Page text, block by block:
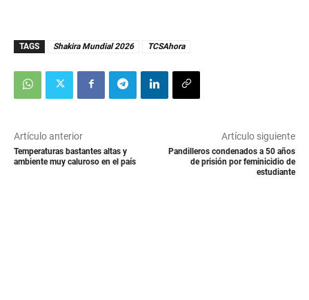
TAGS Shakira Mundial 2026 TCSAhora
Artículo anterior
Temperaturas bastantes altas y
ambiente muy caluroso en el país
Artículo siguiente
Pandilleros condenados a 50 años
de prisión por feminicidio de
estudiante